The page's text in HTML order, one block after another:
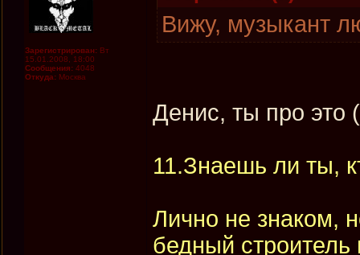
Зарегистрирован: Вт
15.01.2008, 18:00
Сообщения: 4048
Откуда: Москва
Вижу, музыкант
Денис, ты про
11.Знаешь ли ты,
Лично не знаком,
бедный строитель